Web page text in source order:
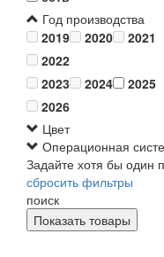
Год производства
2019
2020
2021
2022
2023
2024
2025
2026
Цвет
Операционная
Задайте хотя бы один
сбросить фильтры
поиск